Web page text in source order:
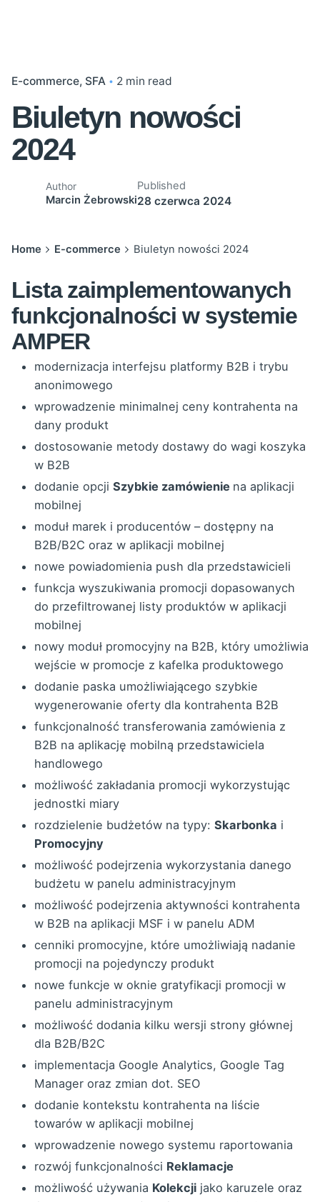
E-commerce SFA 2 min read
Biuletyn nowości
2024
Author
Marcin Żebrowski
Published
28 czerwca 2024
Home E-commerce Biuletyn nowości 2024
Lista zaimplementowanych
funkcjonalności w systemie
AMPER
modernizacja interfejsu platformy B2B i trybu
anonimowego
wprowadzenie minimalnej ceny kontrahenta na
dany produkt
dostosowanie metody dostawy do wagi koszyka
w B2B
dodanie opcji Szybkie zamówienie na aplikacji
mobilnej
moduł marek i producentów – dostępny na
B2B/B2C oraz w aplikacji mobilnej
nowe powiadomienia push dla przedstawicieli
funkcja wyszukiwania promocji dopasowanych
do przefiltrowanej listy produktów w aplikacji
mobilnej
nowy moduł promocyjny na B2B, który umożliwia
wejście w promocje z kafelka produktowego
dodanie paska umożliwiającego szybkie
wygenerowanie oferty dla kontrahenta B2B
funkcjonalność transferowania zamówienia z
B2B na aplikację mobilną przedstawiciela
handlowego
możliwość zakładania promocji wykorzystując
jednostki miary
rozdzielenie budżetów na typy: Skarbonka i
Promocyjny
możliwość podejrzenia wykorzystania danego
budżetu w panelu administracyjnym
możliwość podejrzenia aktywności kontrahenta
w B2B na aplikacji MSF i w panelu ADM
cenniki promocyjne, które umożliwiają nadanie
promocji na pojedynczy produkt
nowe funkcje w oknie gratyfikacji promocji w
panelu administracyjnym
możliwość dodania kilku wersji strony głównej
dla B2B/B2C
implementacja Google Analytics, Google Tag
Manager oraz zmian dot. SEO
dodanie kontekstu kontrahenta na liście
towarów w aplikacji mobilnej
wprowadzenie nowego systemu raportowania
rozwój funkcjonalności Reklamacje
możliwość używania Kolekcji jako karuzele oraz